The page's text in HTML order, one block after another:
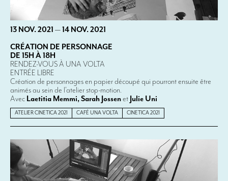
13 NOV. 2021 —14 NOV. 2021
CRÉATION DE PERSONNAGE
DE 15H À 18H
RENDEZ-VOUS À UNA VOLTA
ENTRÉE LIBRE
Création de personnages en papier découpé qui pourront ensuite être
animés au sein de l’atelier stop-motion.
Avec Laetitia Memmi, Sarah Jossenet Julie Uni
ATELIER CINETICA 2021 CAFÉ UNA VOLTA CINETICA 2021